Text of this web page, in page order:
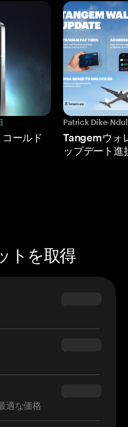
ールド
Patrick Dike-
Tangemウォ
ップデート進
トを取得
$69.90
$54.90
適な価格
$34.95